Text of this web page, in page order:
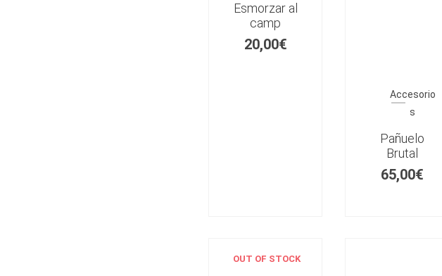
Esmorzar al
camp
20,00€
Accesorio
s
Pañuelo
Brutal
65,00€
OUT OF STOCK